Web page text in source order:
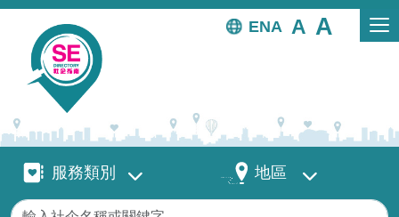
移至主內容
EN
服務類別服務類別 地區 地區
關鍵字